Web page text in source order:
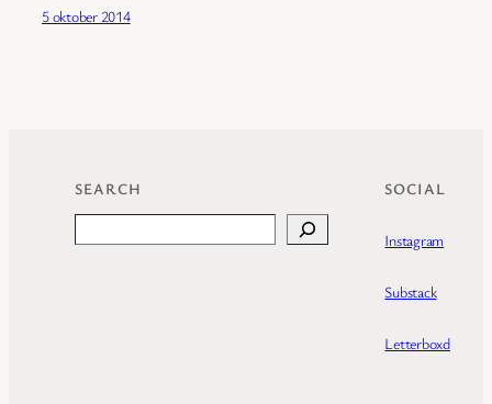
5 oktober 2014
SEARCH SOCIAL
Instagram
Substack
Letterboxd